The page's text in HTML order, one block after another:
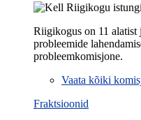
Riigikogus on 11
probleemide
probleemkomisjone.
Vaata kõiki
Fraktsioonid